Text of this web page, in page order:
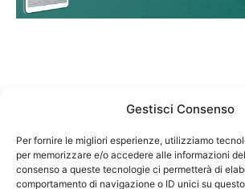
Gestisci Consenso
Per fornire le migliori esperienze, utilizziamo
per memorizzare e/o accedere alle informazioni
consenso a queste tecnologie ci permetterà di
comportamento di navigazione o ID unici su
Federazione Nazionale Degli
codice fiscale